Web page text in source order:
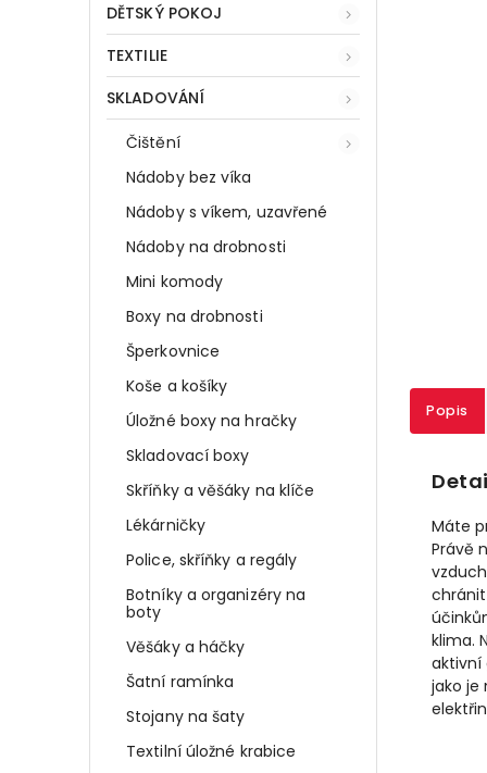
DĚTSKÝ POKOJ
TEXTILIE
SKLADOVÁNÍ
Čištění
Nádoby bez víka
Nádoby s víkem, uzavřené
Nádoby na drobnosti
Mini komody
Boxy na drobnosti
Šperkovnice
Koše a košíky
Úložné boxy na hračky
Skladovací boxy
Skříňky a věšáky na klíče
Lékárničky
Police, skříňky a regály
Botníky a organizéry na
boty
Věšáky a háčky
Šatní ramínka
Stojany na šaty
Textilní úložné krabice
Popis
Máte
Právě
klima.
aktivní
jako je